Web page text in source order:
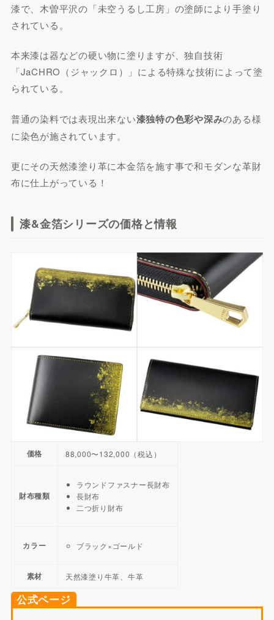
漆で、木曽平沢の「未空うるし工房」の塗師により手塗り
されている。
本来漆は器などの硬い物に塗りますが、独自技術
「JaCHRO（ジャックロ）」による特殊な技術によって塗
られている。
普通の染料では表現出来ない漆独特の色彩や深みのある様
に染色が施されています。
更にその天然漆塗り革に本金箔を施す事で和モダンな革財
布に仕上がっている！
漆&金箔シリーズの価格と情報
価格 88,000〜132,000（税込）
財布種類
ラウンドファスナー長財布
長財布
二つ折り財布
カラー ブラック×ゴールド
素材 天然漆塗り牛革、牛革
公式ページ